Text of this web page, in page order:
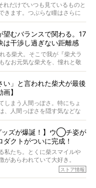
だけでいつも見ているものと
きます。つぶらな瞳はさらに
顔はさらにモフモフに見えま
望むバランスで関わる。17
は干渉し過ぎない距離感
る柴犬。そこで我が『柴犬ラ
なお元気な柴犬を、憧れと敬
呼んでいます。 この特集で
や、老犬と暮らすうえで大切
に語っていただきます。今
のときろうくん。小さい頃か
食べさせてきたということで
い」と言われた柴犬が最後
】
しまう人間っぽさ。特にちょ
、人間っぽさを隠す気などな
て本当の本当は、中身は人間
ッズが爆誕！】ウ◯チ姿が
クトがついに完成！
私たち。とくに柴スマイルや
があらわれていて大好き。
つ、忘れてはならない愛おしい
ストア情報